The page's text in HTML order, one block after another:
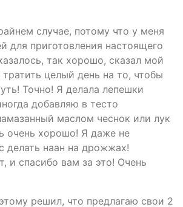
случае, потому что у меня
для приготовления настоящего
так хорошо, сказал мой
целый день на то, чтобы
Точно! Я делала лепешки
добавляю в тесто
маслом чеснок или лук
очень хорошо! Я даже не
делать наан на дрожжах!
и спасибо вам за это! Очень
решил, что предлагаю свои 2